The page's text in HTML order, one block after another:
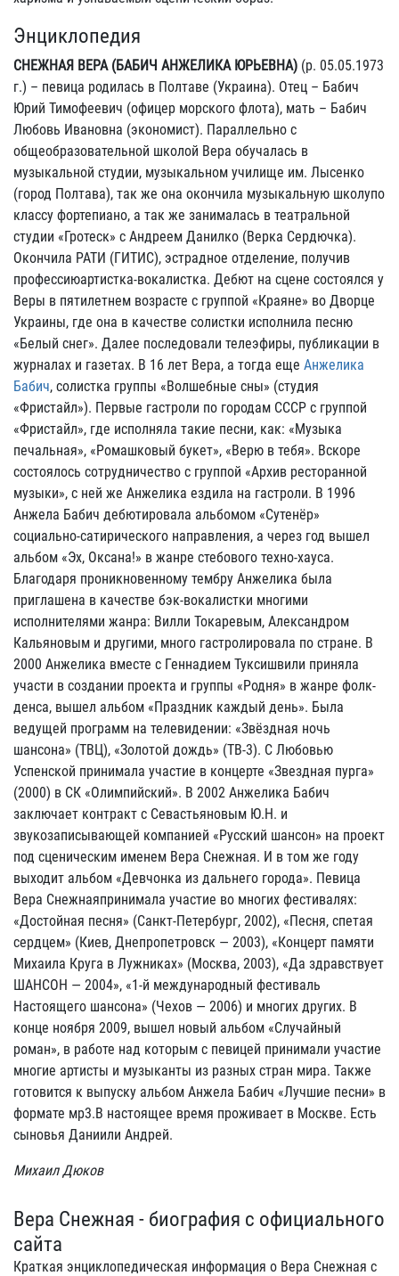
Энциклопедия
СНЕЖНАЯ ВЕРА (БАБИЧ АНЖЕЛИКА ЮРЬЕВНА) (р. 05.05.1973
г.) – певица родилась в Полтаве (Украина). Отец – Бабич
Юрий Тимофеевич (офицер морского флота), мать – Бабич
Любовь Ивановна (экономист). Параллельно с
общеобразовательной школой Вера обучалась в
музыкальной студии, музыкальном училище им. Лысенко
(город Полтава), так же она окончила музыкальную школупо
классу фортепиано, а так же занималась в театральной
студии «Гротеск» с Андреем Данилко (Верка Сердючка).
Окончила РАТИ (ГИТИС), эстрадное отделение, получив
профессиюартистка-вокалистка. Дебют на сцене состоялся у
Веры в пятилетнем возрасте с группой «Краяне» во Дворце
Украины, где она в качестве солистки исполнила песню
«Белый снег». Далее последовали телеэфиры, публикации в
журналах и газетах. В 16 лет Вера, а тогда еще Анжелика
Бабич, солистка группы «Волшебные сны» (студия
«Фристайл»). Первые гастроли по городам СССР с группой
«Фристайл», где исполняла такие песни, как: «Музыка
печальная», «Ромашковый букет», «Верю в тебя». Вскоре
состоялось сотрудничество с группой «Архив ресторанной
музыки», с ней же Анжелика ездила на гастроли. В 1996
Анжела Бабич дебютировала альбомом «Сутенёр»
социально-сатирического направления, а через год вышел
альбом «Эх, Оксана!» в жанре стебового техно-хауса.
Благодаря проникновенному тембру Анжелика была
приглашена в качестве бэк-вокалистки многими
исполнителями жанра: Вилли Токаревым, Александром
Кальяновым и другими, много гастролировала по стране. В
2000 Анжелика вместе с Геннадием Туксишвили приняла
участи в создании проекта и группы «Родня» в жанре фолк-
денса, вышел альбом «Праздник каждый день». Была
ведущей программ на телевидении: «Звёздная ночь
шансона» (ТВЦ), «Золотой дождь» (ТВ-3). С Любовью
Успенской принимала участие в концерте «Звездная пурга»
(2000) в СК «Олимпийский». В 2002 Анжелика Бабич
заключает контракт с Севастьяновым Ю.Н. и
звукозаписывающей компанией «Русский шансон» на проект
под сценическим именем Вера Снежная. И в том же году
выходит альбом «Девчонка из дальнего города». Певица
Вера Снежнаяпринимала участие во многих фестивалях:
«Достойная песня» (Санкт-Петербург, 2002), «Песня, спетая
сердцем» (Киев, Днепропетровск — 2003), «Концерт памяти
Михаила Круга в Лужниках» (Москва, 2003), «Да здравствует
ШАНСОН — 2004», «1-й международный фестиваль
Настоящего шансона» (Чехов — 2006) и многих других. В
конце ноября 2009, вышел новый альбом «Случайный
роман», в работе над которым с певицей принимали участие
многие артисты и музыканты из разных стран мира. Также
готовится к выпуску альбом Анжела Бабич «Лучшие песни» в
формате мр3.В настоящее время проживает в Москве. Есть
сыновья Даниили Андрей.
Михаил Дюков
Вера Снежная - биография с официального
сайта
Краткая энциклопедическая информация о Вера Снежная с